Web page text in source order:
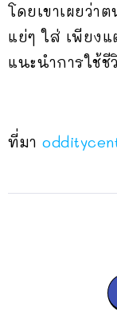
โดยเขาเผยว่า
แย่ๆ ใส่ เพียงแ
แนะนำการใช้
ที่มา